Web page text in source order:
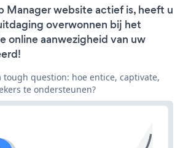
Manager website actief is, heeft u
overwonnen bij het
online aanwezigheid van uw
tough question: hoe entice, captivate,
te ondersteunen?